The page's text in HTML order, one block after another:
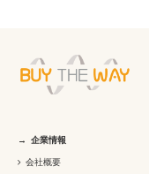
企業情報
会社概要